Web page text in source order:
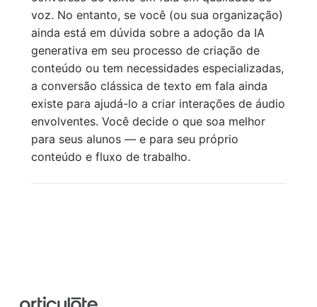
voz. No entanto, se você (ou sua organização)
ainda está em dúvida sobre a adoção da IA
generativa em seu processo de criação de
conteúdo ou tem necessidades especializadas,
a conversão clássica de texto em fala ainda
existe para ajudá-lo a criar interações de áudio
envolventes. Você decide o que soa melhor
para seus alunos — e para seu próprio
conteúdo e fluxo de trabalho.